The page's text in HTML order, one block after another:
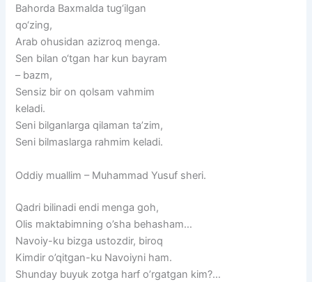
Bahorda Baxmalda tug‘ilgan
qo‘zing,
Arab ohusidan azizroq menga.
Sen bilan o‘tgan har kun bayram
– bazm,
Sensiz bir on qolsam vahmim
keladi.
Seni bilganlarga qilaman ta’zim,
Seni bilmaslarga rahmim keladi.
Oddiy muallim – Muhammad Yusuf sheri.
Qadri bilinadi endi menga goh,
Olis maktabimning o’sha behasham…
Navoiy-ku bizga ustozdir, biroq
Kimdir o’qitgan-ku Navoiyni ham.
Shunday buyuk zotga harf o’rgatgan kim?…